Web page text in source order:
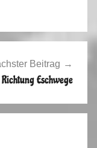
Beitrag
Eschwege